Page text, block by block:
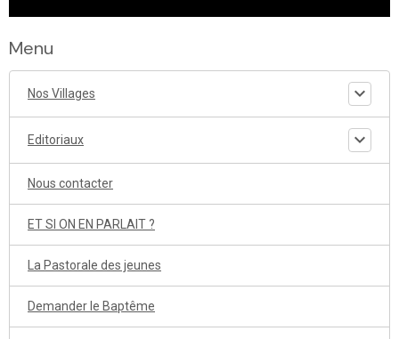
Menu
Nos Villages
Editoriaux
Nous contacter
ET SI ON EN PARLAIT ?
La Pastorale des jeunes
Demander le Baptême